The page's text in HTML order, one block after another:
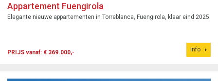
Appartement Fuengirola
Elegante nieuwe appartementen in Torreblanca, Fuengirola, klaar eind 2025.
PRIJS vanaf: € 369.000,- Info